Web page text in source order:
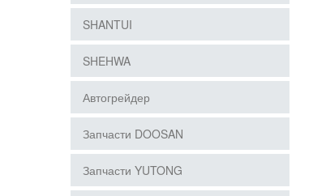
SHANTUI
SHEHWA
Автогрейдер
Запчасти DOOSAN
Запчасти YUTONG